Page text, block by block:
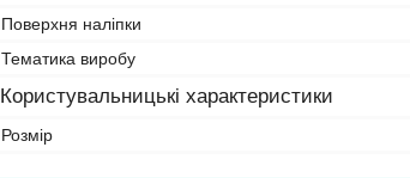
Поверхня наліпки
Тематика виробу
Користувальницькі характеристики
Розмір